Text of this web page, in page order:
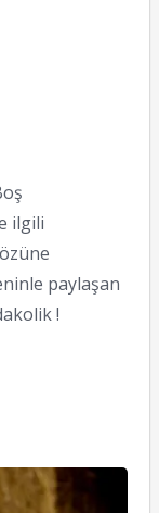
ilgili
paylaşan
!